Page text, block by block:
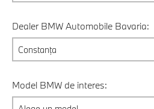
Dealer BMW Automobile Bavaria:
Model BMW de interes: